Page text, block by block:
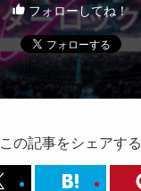
フォローしてね！
この記事をシェアする